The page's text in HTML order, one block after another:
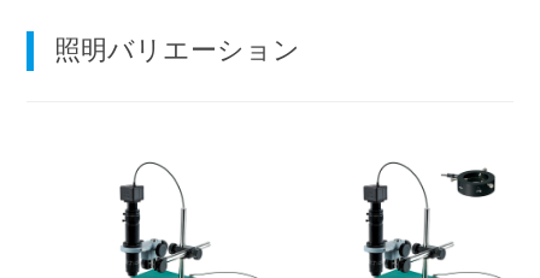
照明バリエーション